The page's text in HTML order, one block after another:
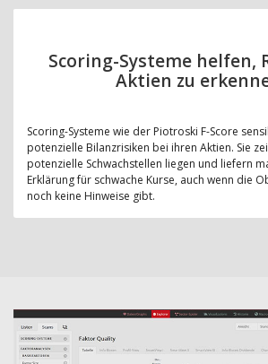
Scoring-Systeme helfen,
Aktien zu
Scoring-Systeme wie der Piotroski F-Score
potenzielle Bilanzrisiken bei ihren Aktien. Sie
potenzielle Schwachstellen liegen und liefern
Erklärung für schwache Kurse, auch wenn die
noch keine Hinweise gibt.